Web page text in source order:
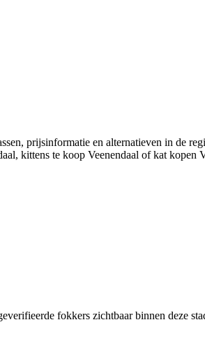
prijsinformatie en alternatieven in de
kittens te koop Veenendaal of kat kopen
fokkers zichtbaar binnen deze